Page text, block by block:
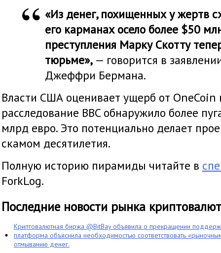
«Из денег, похищенных у жертв
его карманах осело более $50
преступления Марку Скотту
тюрьме», — говорится в
Джеффри Бермана.
Власти США оценивает ущерб от
расследование BBC обнаружило более
млрд евро. Это потенциально делает
скамом десятилетия.
Полную историю пирамиды читайте в
ForkLog.
Последние новости рынка криптовалют
Криптовалютная биржа @BitBay объявила о прекращении
платформа объяснила необходимостью соответствовать
отмыванию денег.